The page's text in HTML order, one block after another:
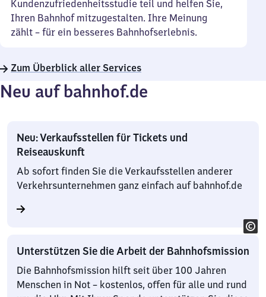
Kundenzufriedenheitsstudie teil und helfen Sie,
Ihren Bahnhof mitzugestalten. Ihre Meinung
zählt – für ein besseres Bahnhofserlebnis.
Zum Überblick aller Services
Neu auf bahnhof.de
Neu: Verkaufsstellen für Tickets und
Reiseauskunft
Ab sofort finden Sie die Verkaufsstellen anderer
Verkehrsunternehmen ganz einfach auf bahnhof.de
Unterstützen Sie die Arbeit der Bahnhofsmission
Die Bahnhofsmission hilft seit über 100 Jahren
Menschen in Not – kostenlos, offen für alle und rund